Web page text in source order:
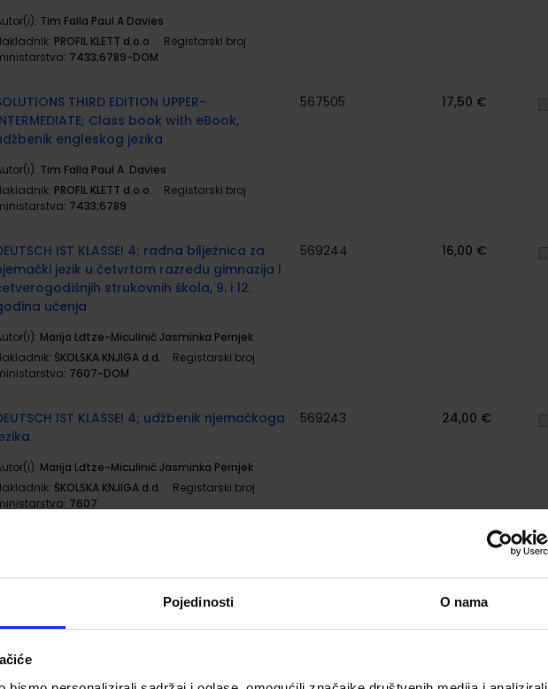
Pojedinosti O nama
Tim Falla Paul A Davies
PROFIL KLETT d.o.o.
Registarski broj
7433;6789-DOM
THIRD EDITION UPPER-
Class book with eBook,
engleskog jezika
Tim Falla Paul A. Davies
PROFIL KLETT d.o.o.
Registarski broj
7433;6789
567505 17,50 €
IST KLASSE! 4; radna bilježnica za
jezik u četvrtom razredu gimnazija i
strukovnih škola, 9. i 12.
učenja
Marija Lđtze-Miculinić Jasminka Pernjek
ŠKOLSKA KNJIGA d.d.
Registarski broj
7607-DOM
569244 16,00 €
IST KLASSE! 4; udžbenik njemačkoga
Marija Lđtze-Miculinić Jasminka Pernjek
ŠKOLSKA KNJIGA d.d.
Registarski broj
7607
569243 24,00 €
Irena Horvatić Bilić Irena Lasić